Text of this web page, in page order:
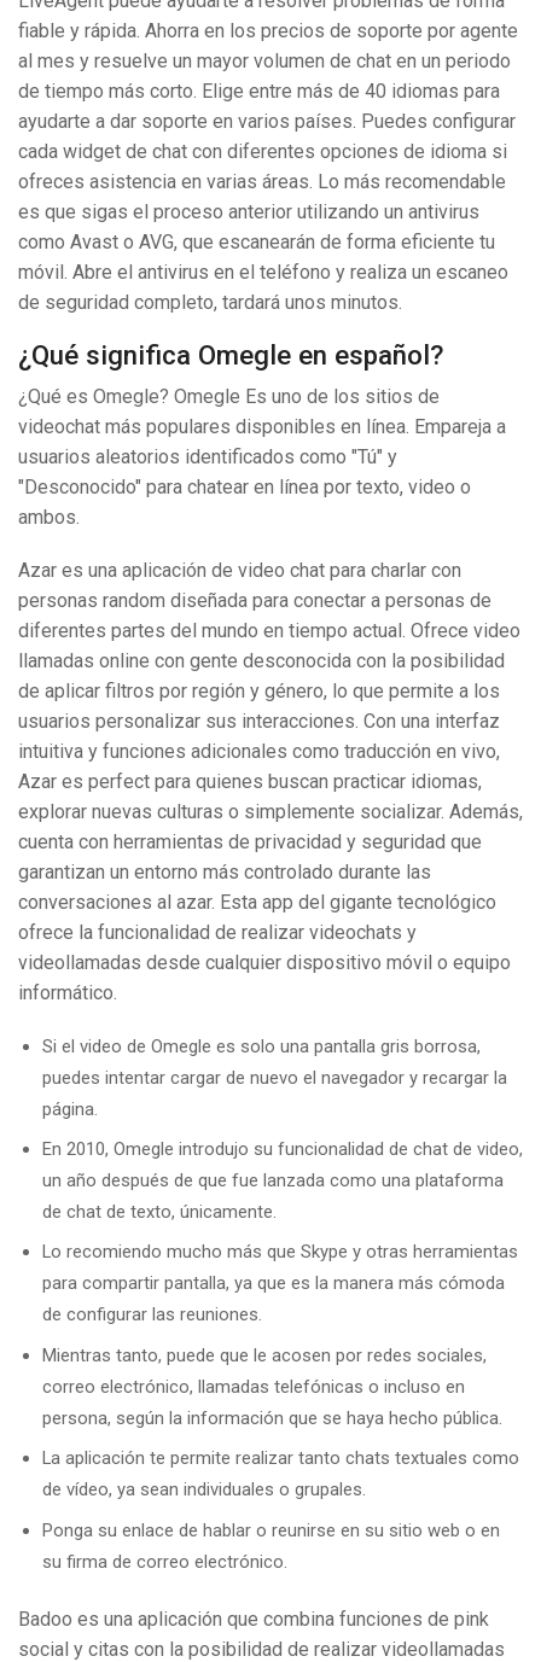
fiable y rápida. Ahorra en los precios de soporte por agente
al mes y resuelve un mayor volumen de chat en un periodo
de tiempo más corto. Elige entre más de 40 idiomas para
ayudarte a dar soporte en varios países. Puedes configurar
cada widget de chat con diferentes opciones de idioma si
ofreces asistencia en varias áreas. Lo más recomendable
es que sigas el proceso anterior utilizando un antivirus
como Avast o AVG, que escanearán de forma eficiente tu
móvil. Abre el antivirus en el teléfono y realiza un escaneo
de seguridad completo, tardará unos minutos.
¿Qué significa Omegle en español?
¿Qué es Omegle? Omegle Es uno de los sitios de
videochat más populares disponibles en línea. Empareja a
usuarios aleatorios identificados como "Tú" y
"Desconocido" para chatear en línea por texto, video o
ambos.
Azar es una aplicación de video chat para charlar con
personas random diseñada para conectar a personas de
diferentes partes del mundo en tiempo actual. Ofrece video
llamadas online con gente desconocida con la posibilidad
de aplicar filtros por región y género, lo que permite a los
usuarios personalizar sus interacciones. Con una interfaz
intuitiva y funciones adicionales como traducción en vivo,
Azar es perfect para quienes buscan practicar idiomas,
explorar nuevas culturas o simplemente socializar. Además,
cuenta con herramientas de privacidad y seguridad que
garantizan un entorno más controlado durante las
conversaciones al azar. Esta app del gigante tecnológico
ofrece la funcionalidad de realizar videochats y
videollamadas desde cualquier dispositivo móvil o equipo
informático.
Si el video de Omegle es solo una pantalla gris borrosa,
puedes intentar cargar de nuevo el navegador y recargar la
página.
En 2010, Omegle introdujo su funcionalidad de chat de video,
un año después de que fue lanzada como una plataforma
de chat de texto, únicamente.
Lo recomiendo mucho más que Skype y otras herramientas
para compartir pantalla, ya que es la manera más cómoda
de configurar las reuniones.
Mientras tanto, puede que le acosen por redes sociales,
correo electrónico, llamadas telefónicas o incluso en
persona, según la información que se haya hecho pública.
La aplicación te permite realizar tanto chats textuales como
de vídeo, ya sean individuales o grupales.
Ponga su enlace de hablar o reunirse en su sitio web o en
su firma de correo electrónico.
Badoo es una aplicación que combina funciones de pink
social y citas con la posibilidad de realizar videollamadas